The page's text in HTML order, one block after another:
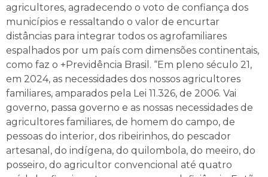
agricultores, agradecendo o voto de confiança dos
municípios e ressaltando o valor de encurtar
distâncias para integrar todos os agrofamiliares
espalhados por um país com dimensões continentais,
como faz o +Previdência Brasil. “Em pleno século 21,
em 2024, as necessidades dos nossos agricultores
familiares, amparados pela Lei 11.326, de 2006. Vai
governo, passa governo e as nossas necessidades de
agricultores familiares, de homem do campo, de
pessoas do interior, dos ribeirinhos, do pescador
artesanal, do indígena, do quilombola, do meeiro, do
posseiro, do agricultor convencional até quatro